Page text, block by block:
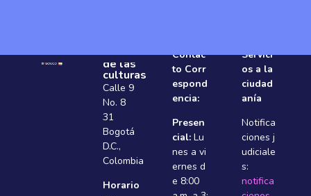
Ministerio
de las
culturas
Calle 9
No. 8
31
Bogotá
D.C.,
Colombia
Horario
Contac
to Corr
espond
encia:
Presen
cial: Lu
nes a vi
ernes d
e 8:00
Servici
os a la
ciudad
anía
Notifica
ciones j
udiciale
s:
notifica